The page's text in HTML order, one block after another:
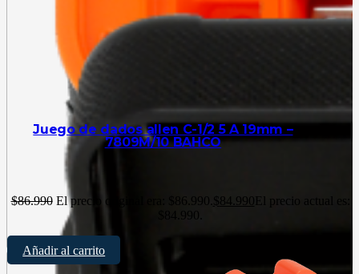
Juego de dados allen C-1/2 5 A 19mm –
7809M/10 BAHCO
$86.990 El precio original era: $86.990. $84.990El precio actual es:
Añadir al carrito